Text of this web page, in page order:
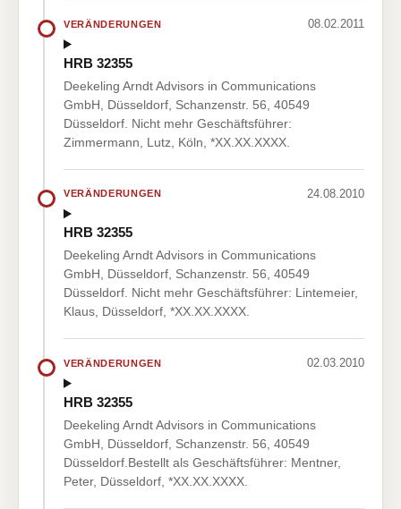
VERÄNDERUNGEN 08.02.2011
HRB 32355
Deekeling Arndt Advisors in Communications
GmbH, Düsseldorf, Schanzenstr. 56, 40549
Düsseldorf. Nicht mehr Geschäftsführer:
Zimmermann, Lutz, Köln, *XX.XX.XXXX.
VERÄNDERUNGEN 24.08.2010
HRB 32355
Deekeling Arndt Advisors in Communications
GmbH, Düsseldorf, Schanzenstr. 56, 40549
Düsseldorf. Nicht mehr Geschäftsführer: Lintemeier,
Klaus, Düsseldorf, *XX.XX.XXXX.
VERÄNDERUNGEN 02.03.2010
HRB 32355
Deekeling Arndt Advisors in Communications
GmbH, Düsseldorf, Schanzenstr. 56, 40549
Düsseldorf.Bestellt als Geschäftsführer: Mentner,
Peter, Düsseldorf, *XX.XX.XXXX.